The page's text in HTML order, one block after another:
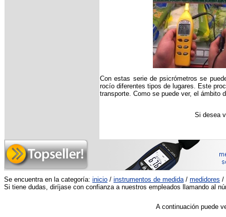
Con estas serie de psicrómetros se
rocío diferentes tipos de lugares. Este
transporte. Como se puede ver, el
Si desea
Se encuentra en la categoría: inicio / instrumentos de medida/ medidores /
Si tiene dudas, diríjase con confianza a nuestros empleados llamando al
A continuación puede